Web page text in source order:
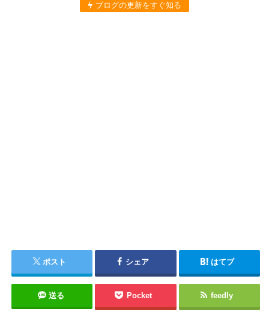
ブログの更新をすぐ知る
ポスト シェア はてブ
送る Pocket feedly